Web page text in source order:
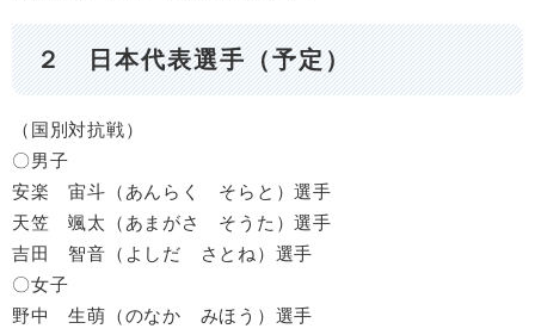
２ 日本代表選手（予定）
（国別対抗戦）
〇男子
安楽 宙斗（あんらく そらと）選手
天笠 颯太（あまがさ そうた）選手
吉田 智音（よしだ さとね）選手
〇女子
野中 生萌（のなか みほう）選手